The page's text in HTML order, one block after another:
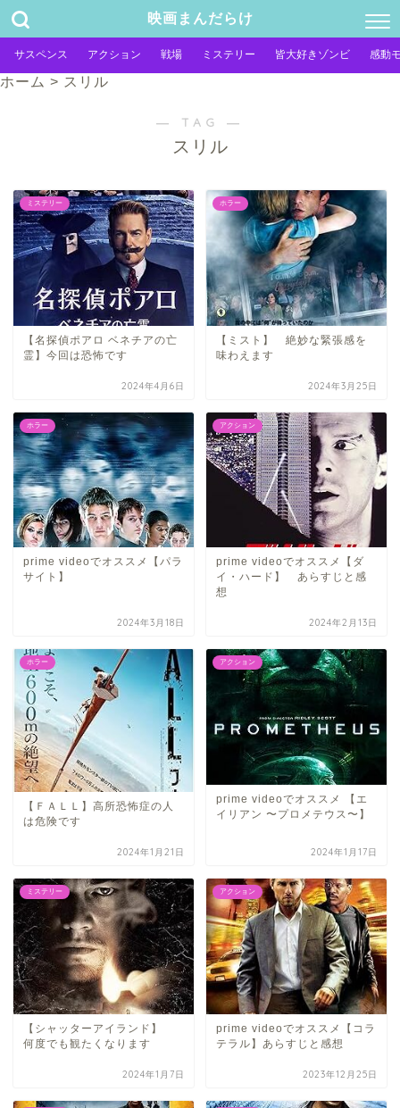
映画まんだらけ
サスペンス アクション 戦場 ミステリー 皆大好きゾンビ 感動
ホーム > スリル
― TAG ―
スリル
ミステリー
【名探偵ポアロ ベネチアの亡
霊】今回は恐怖です
2024年4月6日
ホラー
【ミスト】 絶妙な緊張感を
味わえます
2024年3月25日
ホラー
prime videoでオススメ【パラ
サイト】
2024年3月18日
アクション
prime videoでオススメ【ダ
イ・ハード】 あらすじと感
想
2024年2月13日
ホラー
【ＦＡＬＬ】高所恐怖症の人
は危険です
2024年1月21日
アクション
prime videoでオススメ 【エ
イリアン 〜プロメテウス〜】
2024年1月17日
ミステリー
【シャッターアイランド】
何度でも観たくなります
2024年1月7日
アクション
prime videoでオススメ【コラ
テラル】あらすじと感想
2023年12月25日